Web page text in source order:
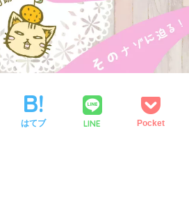
はてブ LINE Pocket